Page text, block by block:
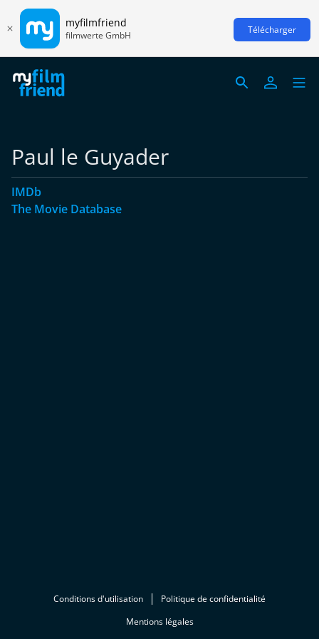
myfilmfriend
filmwerte GmbH Télécharger
Paul le Guyader
IMDb
The Movie Database
Conditions d'utilisation
Politique de confidentialité
Mentions légales